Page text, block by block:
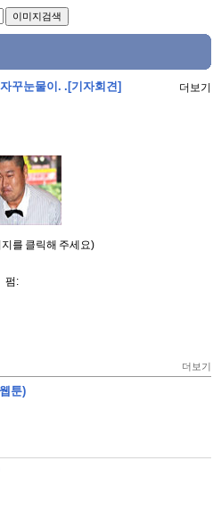
꾸눈물이. .[기자회견] 더보기
를 클릭해 주세요)
펌:
더보기
툰)